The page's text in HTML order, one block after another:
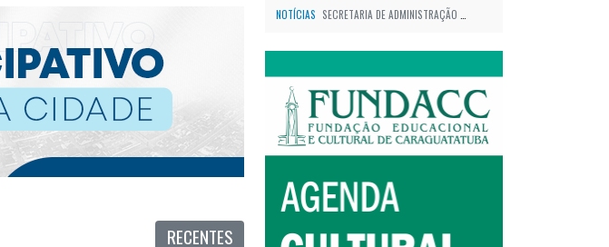
RECENTES
(17)
NOTÍCIAS SECRETARIA DE ADMINISTRAÇÃO